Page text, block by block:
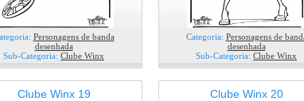
Personagens de banda
desenhada
Sub-Categoria: Clube Winx
Categoria: Personagens de
desenhada
Sub-Categoria: Clube Winx
Clube Winx 19 Clube Winx 20